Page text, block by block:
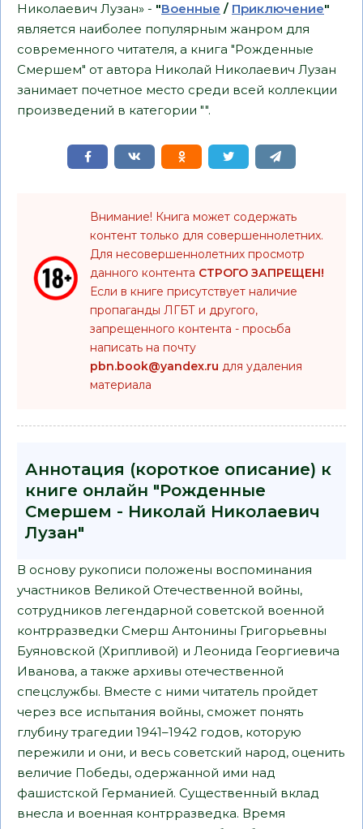
Николаевич Лузан» - "Военные / Приключение"
является наиболее популярным жанром для
современного читателя, а книга "Рожденные
Смершем" от автора Николай Николаевич Лузан
занимает почетное место среди всей коллекции
произведений в категории "".
Внимание! Книга может содержать
контент только для совершеннолетних.
Для несовершеннолетних просмотр
данного контента СТРОГО ЗАПРЕЩЕН!
Если в книге присутствует наличие
пропаганды ЛГБТ и другого,
запрещенного контента - просьба
написать на почту
pbn.book@yandex.ru для удаления
материала
Аннотация (короткое описание) к
книге онлайн "Рожденные
Смершем - Николай Николаевич
Лузан"
В основу рукописи положены воспоминания
участников Великой Отечественной войны,
сотрудников легендарной советской военной
контрразведки Смерш Антонины Григорьевны
Буяновской (Хрипливой) и Леонида Георгиевича
Иванова, а также архивы отечественной
спецслужбы. Вместе с ними читатель пройдет
через все испытания войны, сможет понять
глубину трагедии 1941–1942 годов, которую
пережили и они, и весь советский народ, оценить
величие Победы, одержанной ими над
фашистской Германией. Существенный вклад
внесла и военная контрразведка. Время